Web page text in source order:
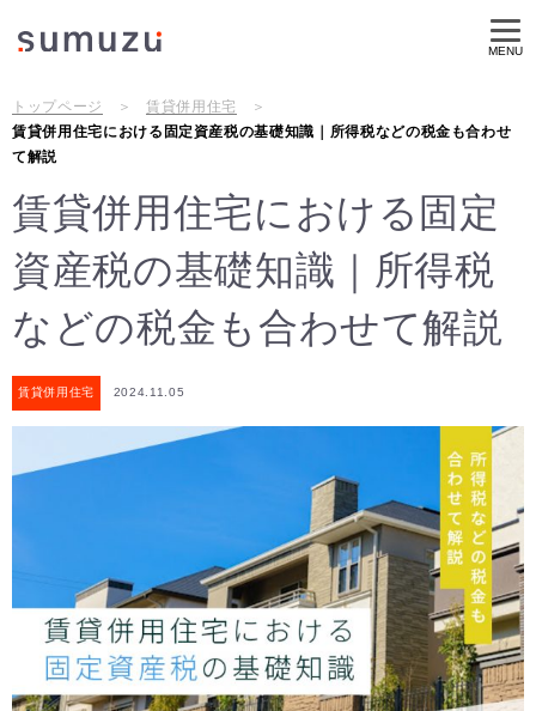
MENU
トップページ
賃貸併用住宅
賃貸併用住宅における固定資産税の基礎知識｜所得税などの税金も合わせ
て解説
賃貸併用住宅における固定
資産税の基礎知識｜所得税
などの税金も合わせて解説
賃貸併用住宅 2024.11.05